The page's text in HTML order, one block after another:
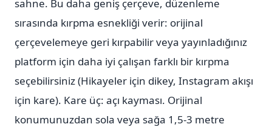
sahne. Bu daha geniş çerçeve, düzenleme
sırasında kırpma esnekliği verir: orijinal
çerçevelemeye geri kırpabilir veya yayınladığınız
platform için daha iyi çalışan farklı bir kırpma
seçebilirsiniz (Hikayeler için dikey, Instagram akışı
için kare). Kare üç: açı kayması. Orijinal
konumunuzdan sola veya sağa 1,5-3 metre